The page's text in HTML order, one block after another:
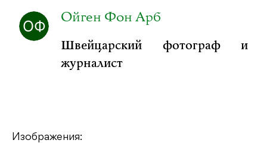
Ойген Фон Арб
Швейцарский фотограф и
журналист
Изображения: